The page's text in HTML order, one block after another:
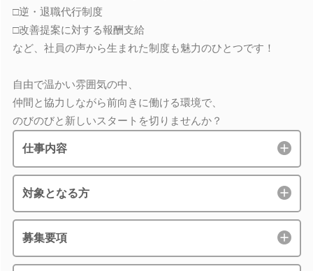
□逆・退職代行制度
□改善提案に対する報酬支給
など、社員の声から生まれた制度も魅力のひとつです！
自由で温かい雰囲気の中、
仲間と協力しながら前向きに働ける環境で、
のびのびと新しいスタートを切りませんか？
仕事内容
対象となる方
募集要項